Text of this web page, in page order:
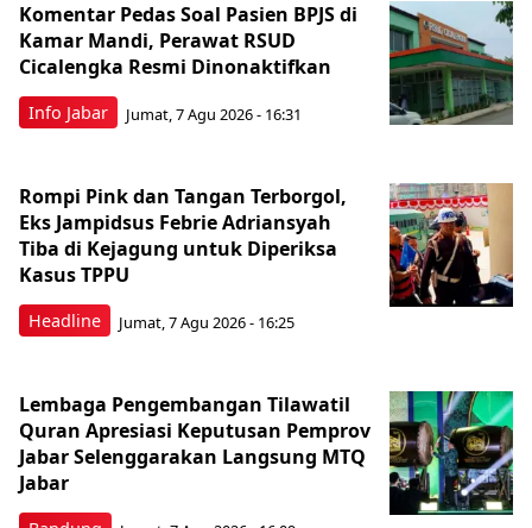
Info Jabar
Komentar Pedas Soal Pasien BPJS di
Kamar Mandi, Perawat RSUD
Cicalengka Resmi Dinonaktifkan
Jumat, 7 Agu 2026 - 16:31
Headline
Rompi Pink dan Tangan Terborgol,
Eks Jampidsus Febrie Adriansyah
Tiba di Kejagung untuk Diperiksa
Kasus TPPU
Jumat, 7 Agu 2026 - 16:25
Lembaga Pengembangan Tilawatil
Quran Apresiasi Keputusan Pemprov
Jabar Selenggarakan Langsung MTQ
Jabar